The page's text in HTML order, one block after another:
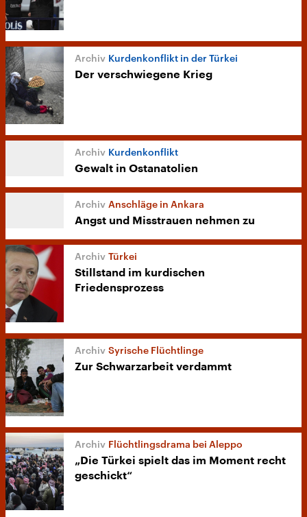
Kurdenkonflikt in der Türkei
Der verschwiegene Krieg
Kurdenkonflikt
Gewalt in Ostanatolien
Anschläge in Ankara
Angst und Misstrauen nehmen zu
Türkei
Stillstand im kurdischen
Friedensprozess
Syrische Flüchtlinge
Zur Schwarzarbeit verdammt
Flüchtlingsdrama bei Aleppo
„Die Türkei spielt das im Moment recht
geschickt“